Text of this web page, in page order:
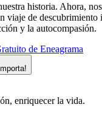
historia. Ahora,
viaje de descubrimiento
y la autocompasión.
de Eneagrama
enriquecer la vida.